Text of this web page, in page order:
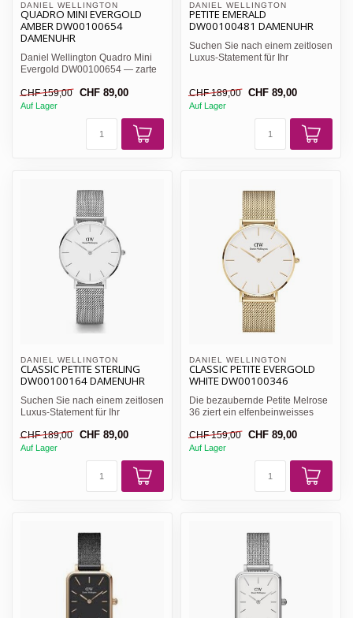
DANIEL WELLINGTON
QUADRO MINI EVERGOLD
AMBER DW00100654
DAMENUHR
Daniel Wellington Quadro Mini
Evergold DW00100654 — zarte
CHF 159,00
CHF 89,00
Auf Lager
DANIEL WELLINGTON
PETITE EMERALD
DW00100481 DAMENUHR
Suchen Sie nach einem zeitlosen
Luxus-Statement für Ihr
CHF 189,00 CHF 89,00
Auf Lager
DANIEL WELLINGTON
CLASSIC PETITE STERLING
DW00100164 DAMENUHR
Suchen Sie nach einem zeitlosen
Luxus-Statement für Ihr
CHF 189,00
CHF 89,00
Auf Lager
DANIEL WELLINGTON
CLASSIC PETITE EVERGOLD
WHITE DW00100346
Die bezaubernde Petite Melrose
36 ziert ein elfenbeinweisses
CHF 159,00
CHF 89,00
Auf Lager